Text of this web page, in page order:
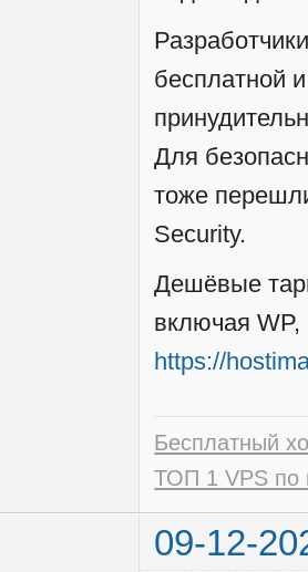
бесплатной
Для
тоже
Security.
Дешёвые
включая WP,
https://
Бесплатный
ТОП 1 VPS по
09-12-